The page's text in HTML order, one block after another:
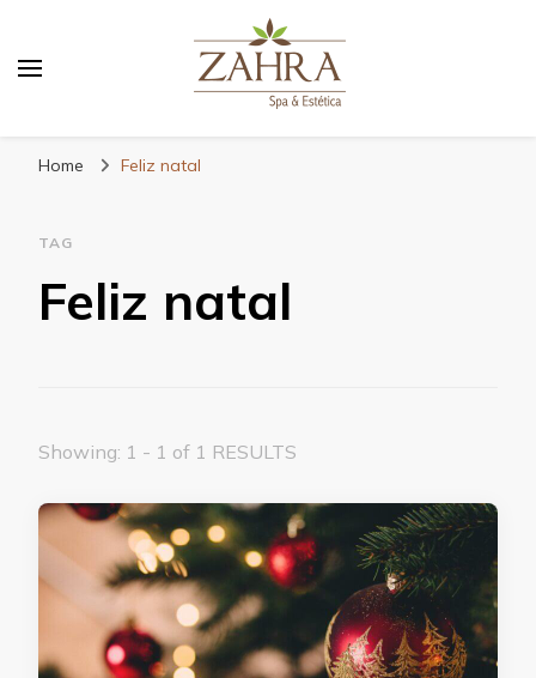
e relaxamento
Home Feliz natal
TAG
Feliz natal
Showing: 1 - 1 of 1 RESULTS